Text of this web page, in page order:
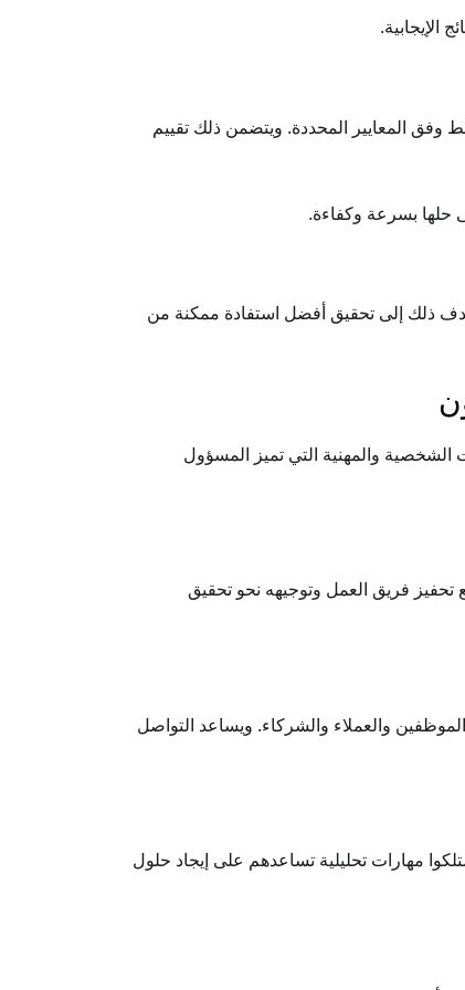
الإيجابية.
وفق المعايير المحددة. ويتضمن ذلك تقييم
حلها بسرعة وكفاءة.
ذلك إلى تحقيق أفضل استفادة ممكنة من
الشخصية والمهنية التي تميز المسؤول
تحفيز فريق العمل وتوجيهه نحو تحقيق
والعملاء والشركاء. ويساعد التواصل
مهارات تحليلية تساعدهم على إيجاد حلول